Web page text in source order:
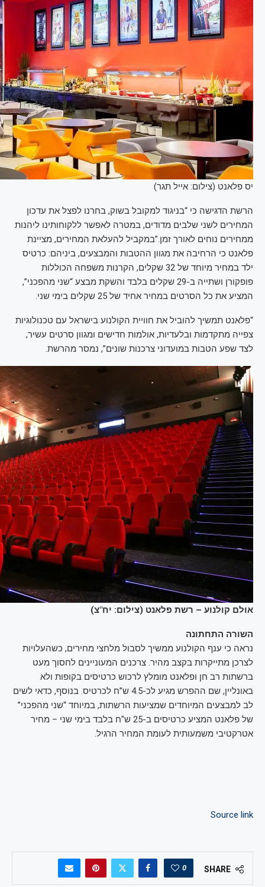
יס פלאנט (צילום: אייל תגר)
הרשת הדגישה כי “בניגוד למקובל בשוק, בחרנו לפצל את עדכון
המחירים לשני שלבים מדודים, במטרה לאפשר ללקוחותינו ליהנות
ממחירים נוחים לאורך זמן.”במקביל להעלאת המחירים, מציינת
פלאנט כי הרחיבה את מגוון ההטבות והמבצעים, ביניהם: כרטיס
ילד במחיר מיוחד של 32 שקלים, הקרנות משפחה הכוללות
פופקורן ושתייה ב-29 שקלים בלבד והשקת מבצע “שני מהפכני”,
המציע את כל הסרטים במחיר אחיד של 25 שקלים בימי שני.
“פלאנט תמשיך להוביל את חוויית הקולנוע בישראל עם טכנולוגיות
צפייה מתקדמות ובלעדיות, אולמות חדישים ומגוון סרטים עשיר,
לצד שפע הטבות במועדוני צרכנות שונים”, נמסר מהרשת.
אולם קולנוע – רשת פלאנט (צילום: יח"צ)
השורה התחתונה
נראה כי ענף הקולנוע ממשיך לסבול מלחצי מחירים, כשהעלויות
לצרכן מתייקרות בקצב מהיר. צרכנים המעוניינים לחסוך מעט
ברשתות רב חן ופלאנט מומלץ לרכוש כרטיסים בקופות ולא
באונליין, שם ההפרש מגיע לכ-4.5 ש”ח לכרטיס. בנוסף, כדאי לשים
לב למבצעים המיוחדים שמציעות הרשתות, במיוחד “שני מהפכני”
של פלאנט המציע כרטיסים ב-25 ש"ח בלבד בימי שני – מחיר
אטרקטיבי משמעותית לעומת המחיר הרגיל.
Source link
SHARE
0